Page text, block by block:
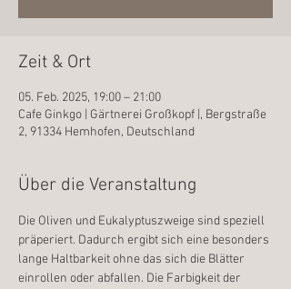
Zeit & Ort
05. Feb. 2025, 19:00 – 21:00
Cafe Ginkgo | Gärtnerei Großkopf |, Bergstraße
2, 91334 Hemhofen, Deutschland
Über die Veranstaltung
Die Oliven und Eukalyptuszweige sind speziell
präperiert. Dadurch ergibt sich eine besonders
lange Haltbarkeit ohne das sich die Blätter
einrollen oder abfallen. Die Farbigkeit der